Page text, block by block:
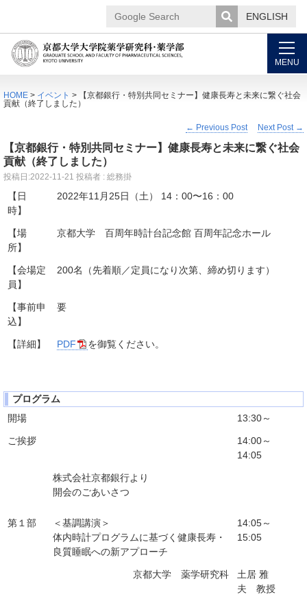
Google
ENGLISH
MENU
HOME > イベント > 【京都銀行・特別共同セミナー】健康長寿と未来に繋ぐ社会
貢献（終了しました）
← Previous Post Next Post →
【京都銀行・特別共同セミナー】健康長寿と未来に繋ぐ社会
貢献（終了しました）
投稿日:2022-11-21 投稿者 : 総務掛
【日
時】
2022年11月25日（土） 14：00〜16：00
【場
所】
京都大学 百周年時計台記念館 百周年記念ホール
【会場定
員】
200名（先着順／定員になり次第、締め切ります）
【事前申
込】
要
【詳細】 PDF を御覧ください。
プログラム
開場
13:30～
ご挨拶
14:00～
14:05
株式会社京都銀行より
開会のごあいさつ
第１部
＜基調講演＞
体内時計プログラムに基づく健康長寿・
良質睡眠への新アプローチ
14:05～
15:05
京都大学 薬学研究科
土居 雅
夫 教授